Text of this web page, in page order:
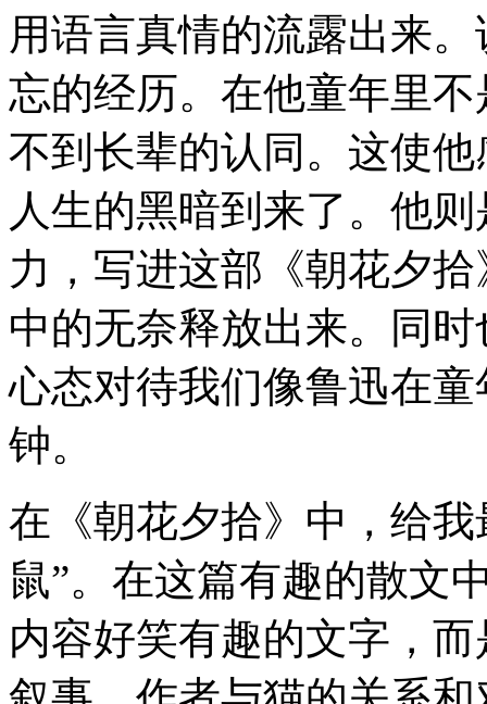
用语言真情的流露出来
忘的经历。在他童年里
不到长辈的认同。这使
人生的黑暗到来了。他
力，写进这部《朝花夕
中的无奈释放出来。同
心态对待我们像鲁迅在
钟。
在《朝花夕拾》中，给
鼠”。在这篇有趣的散文
内容好笑有趣的文字，